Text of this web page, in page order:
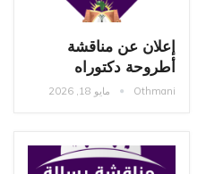
إعلان عن مناقشة
أطروحة دكتوراه
Othmani مايو 18, 2026